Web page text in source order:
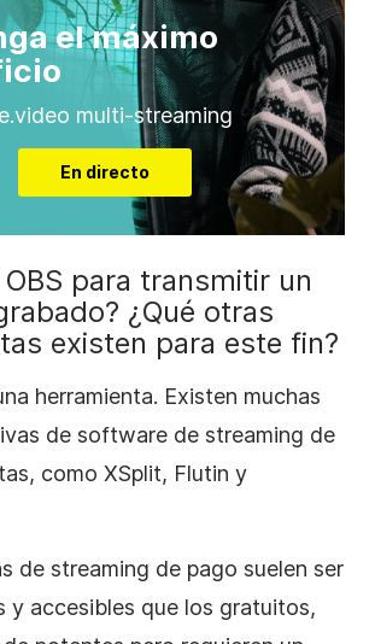
el máximo
multi-streaming
En directo
para transmitir un
¿Qué otras
existen para este fin?
herramienta. Existen muchas
de software de streaming de
como XSplit, Flutin y
de streaming de pago suelen ser
y accesibles que los gratuitos,